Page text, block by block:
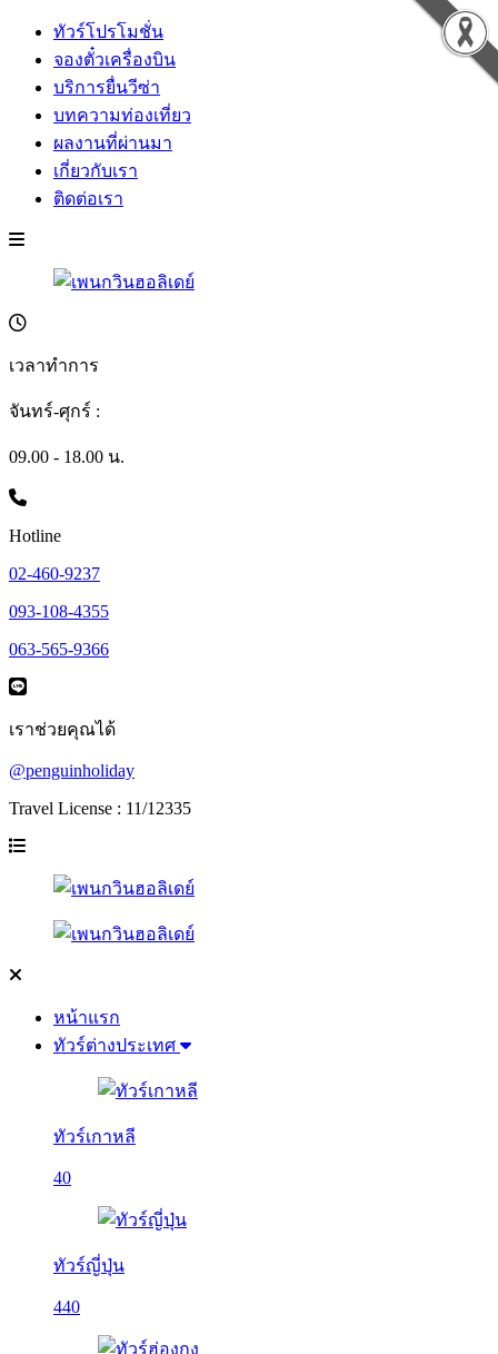
ทัวร์โปรโมชั่น
จองตั๋วเครื่องบิน
บริการยื่นวีซ่า
บทความท่องเที่ยว
ผลงานที่ผ่านมา
เกี่ยวกับเรา
ติดต่อเรา
เวลาทำการ
จันทร์-ศุกร์ :
09.00 - 18.00 น.
Hotline
02-460-9237
093-108-4355
063-565-9366
เราช่วยคุณได้
@penguinholiday
Travel License : 11/12335
หน้าแรก
ทัวร์ต่างประเทศ
ทัวร์เกาหลี
40
ทัวร์ญี่ปุ่น
440